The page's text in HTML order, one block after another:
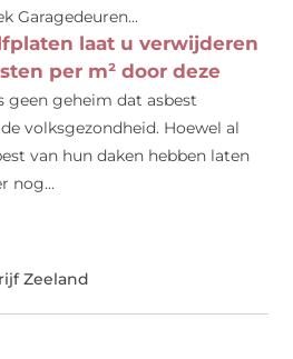
Garagedeuren...
laat u verwijderen
per m² door deze
geen geheim dat asbest
volksgezondheid. Hoewel al
van hun daken hebben laten
nog...
Zeeland